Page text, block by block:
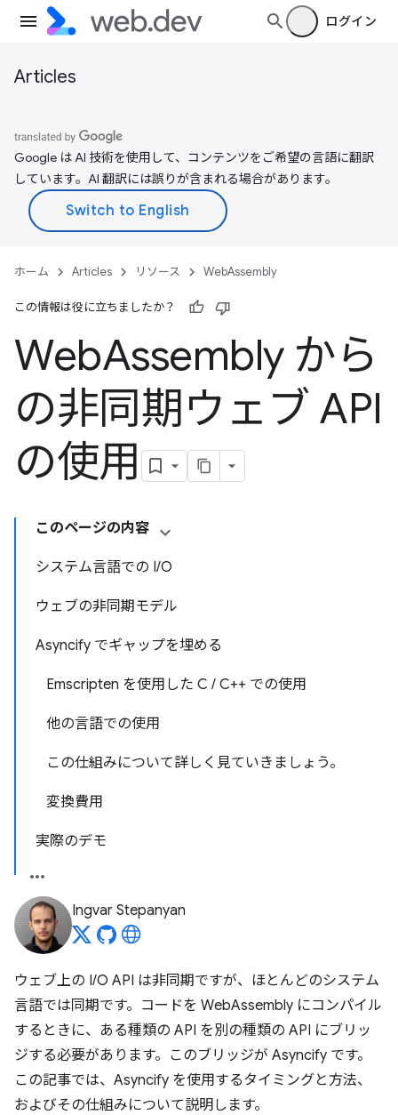
ログイン
Articles
Google は AI 技術を使用して、コンテンツをご希望の言語に翻訳
しています。AI 翻訳には誤りが含まれる場合があります。
ホーム Articles リソース WebAssembly
この情報は役に立ちましたか？
WebAssembly から
の非同期ウェブ API
の使用
このページの内容
システム言語での I/O
ウェブの非同期モデル
Asyncify でギャップを埋める
Emscripten を使用した C / C++ での使用
他の言語での使用
この仕組みについて詳しく見ていきましょう。
変換費用
実際のデモ
Ingvar Stepanyan
ウェブ上の I/O API は非同期ですが、ほとんどのシステム
言語では同期です。コードを WebAssembly にコンパイル
するときに、ある種類の API を別の種類の API にブリッ
ジする必要があります。このブリッジが Asyncify です。
この記事では、Asyncify を使用するタイミングと方法、
およびその仕組みについて説明します。